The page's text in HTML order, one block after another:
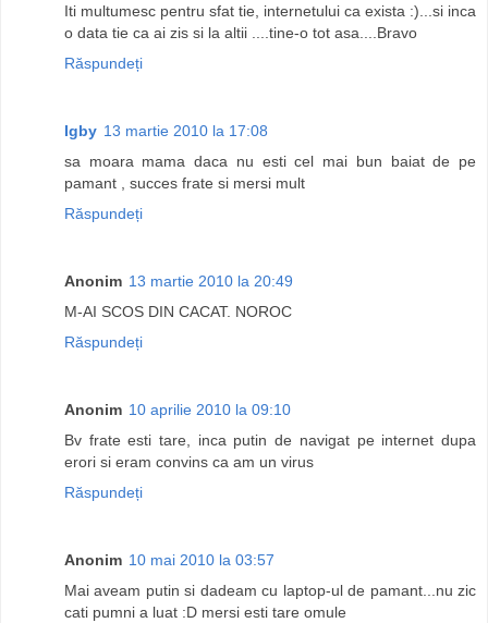
Iti multumesc pentru sfat tie, internetului ca exista :)...si inca
o data tie ca ai zis si la altii ....tine-o tot asa....Bravo
Răspundeți
Igby 13 martie 2010 la 17:08
sa moara mama daca nu esti cel mai bun baiat de pe
pamant , succes frate si mersi mult
Răspundeți
Anonim 13 martie 2010 la 20:49
M-AI SCOS DIN CACAT. NOROC
Răspundeți
Anonim 10 aprilie 2010 la 09:10
Bv frate esti tare, inca putin de navigat pe internet dupa
erori si eram convins ca am un virus
Răspundeți
Anonim 10 mai 2010 la 03:57
Mai aveam putin si dadeam cu laptop-ul de pamant...nu zic
cati pumni a luat :D mersi esti tare omule